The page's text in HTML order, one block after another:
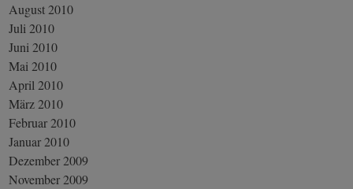
August 2010
Juli 2010
Juni 2010
Mai 2010
April 2010
März 2010
Februar 2010
Januar 2010
Dezember 2009
November 2009